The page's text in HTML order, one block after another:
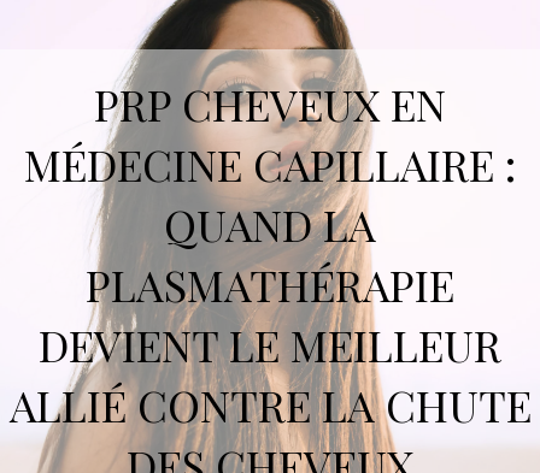
PRP CHEVEUX EN
MÉDECINE CAPILLAIRE :
QUAND LA
PLASMATHÉRAPIE
DEVIENT LE MEILLEUR
ALLIÉ CONTRE LA CHUTE